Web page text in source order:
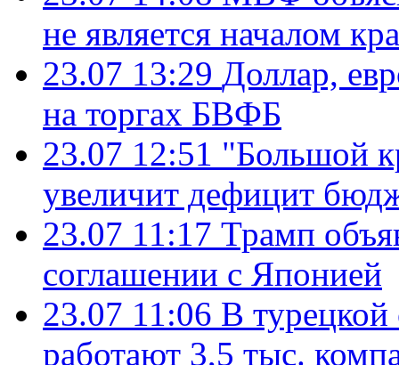
не является началом
23.07 13:29 Доллар,
на торгах БВФБ
23.07 12:51 "Большой
увеличит дефицит
23.07 11:17 Трамп
соглашении с Японией
23.07 11:06 В
работают 3,5 тыс.